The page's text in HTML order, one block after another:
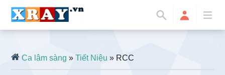
Ca lâm sàng »Tiết Niệu » RCC